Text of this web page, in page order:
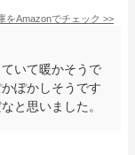
をAmazonでチェック >>
いて暖かそうで
ぽかしそうです
と思いました。